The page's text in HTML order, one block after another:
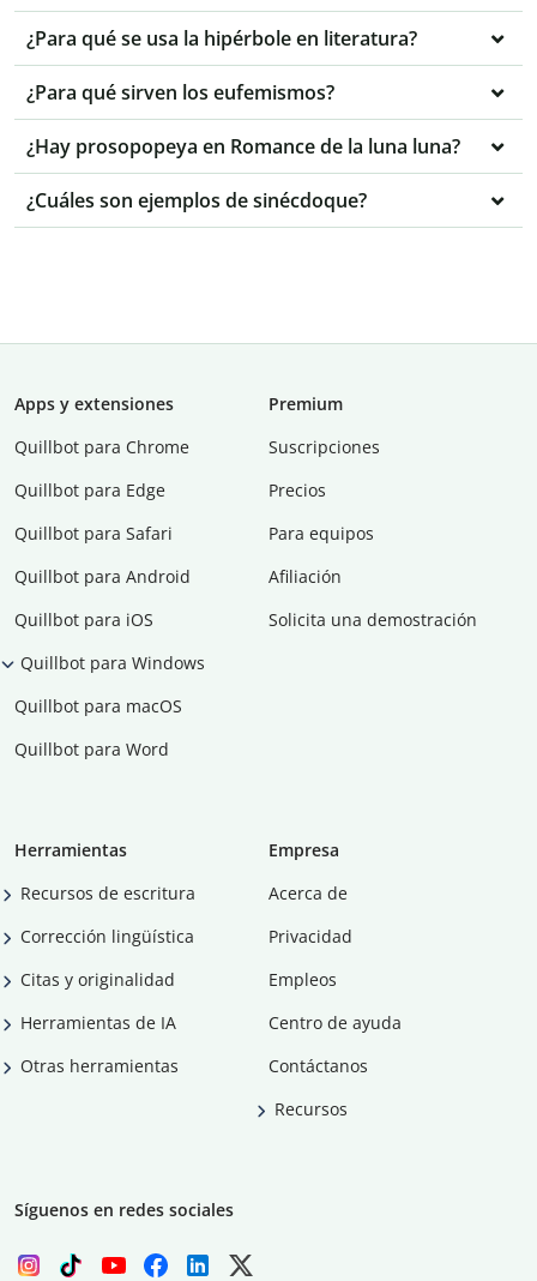
¿Para qué se usa la hipérbole en literatura?
¿Para qué sirven los eufemismos?
¿Hay prosopopeya en Romance de la luna luna?
¿Cuáles son ejemplos de sinécdoque?
Apps y extensiones
Quillbot para Chrome
Quillbot para Edge
Quillbot para Safari
Quillbot para Android
Quillbot para iOS
Quillbot para Windows
Quillbot para macOS
Quillbot para Word
Premium
Suscripciones
Precios
Para equipos
Afiliación
Solicita una demostración
Herramientas
Recursos de escritura
Corrección lingüística
Citas y originalidad
Herramientas de IA
Otras herramientas
Empresa
Acerca de
Privacidad
Empleos
Centro de ayuda
Contáctanos
Recursos
Síguenos en redes sociales